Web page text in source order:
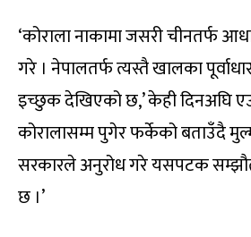
‘कोराला नाकामा जसरी चीनतर्फ
गरे । नेपालतर्फ त्यस्तै खालका
इच्छुक देखिएको छ,’ केही दिनअघि
कोरालासम्म पुगेर फर्केको बताउँदै
सरकारले अनुरोध गरे यसपटक
छ ।’